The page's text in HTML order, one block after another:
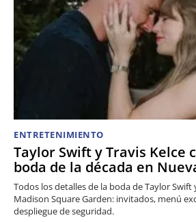
ENTRETENIMIENTO
Taylor Swift y Travis Kelce
boda de la década en
Todos los detalles de la boda de Taylor Swift
Madison Square Garden: invitados, menú
despliegue de seguridad.